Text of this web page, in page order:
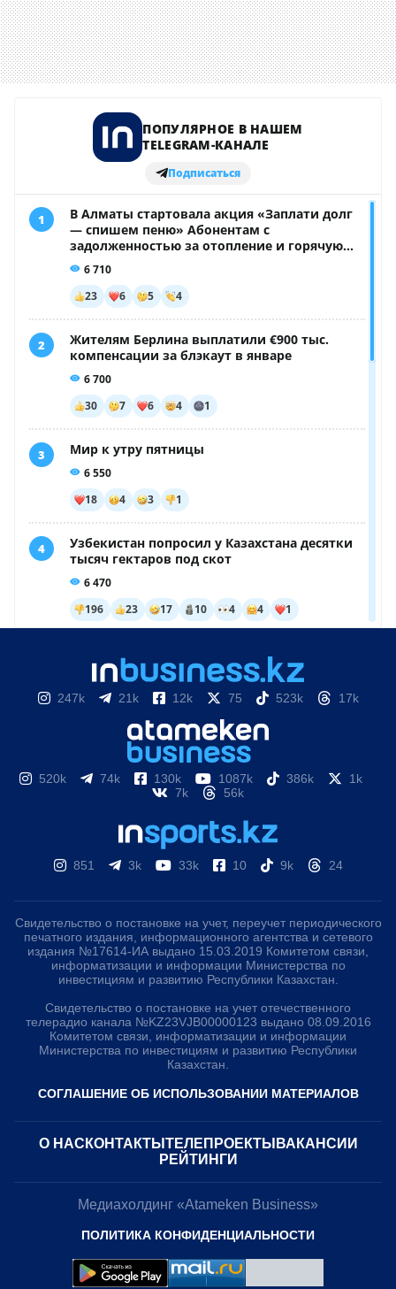
247k 21k 12k 75 523k 17k
520k 74k 130k 1087k 386k
1k
7k
56k
851 3k 33k 10 9k 24
Свидетельство о постановке на учет, переучет периодического
печатного издания, информационного агентства и сетевого
издания №17614-ИА выдано 15.03.2019 Комитетом связи,
информатизации и информации Министерства по
инвестициям и развитию Республики Казахстан.
Свидетельство о постановке на учет отечественного
телерадио канала №KZ23VJB00000123 выдано 08.09.2016
Комитетом связи, информатизации и информации
Министерства по инвестициям и развитию Республики
Казахстан.
СОГЛАШЕНИЕ ОБ ИСПОЛЬЗОВАНИИ МАТЕРИАЛОВ
О НАС КОНТАКТЫ ТЕЛЕПРОЕКТЫ ВАКАНСИИ
РЕЙТИНГИ
Медиахолдинг «Atameken Business»
ПОЛИТИКА КОНФИДЕНЦИАЛЬНОСТИ